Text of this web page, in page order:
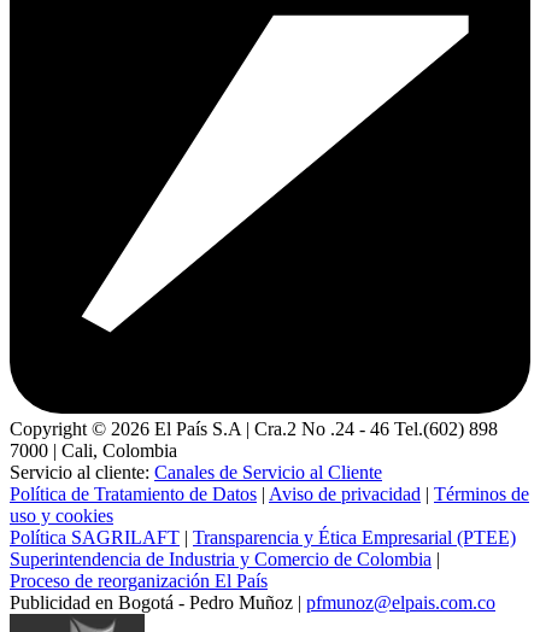
Copyright © 2026 El País S.A | Cra.2 No .24 - 46 Tel.(602) 898
7000 | Cali, Colombia
Servicio al cliente: Canales de Servicio al Cliente
Política de Tratamiento de Datos | Aviso de privacidad | Términos de
uso y cookies
Política SAGRILAFT | Transparencia y Ética Empresarial (PTEE)
Superintendencia de Industria y Comercio de Colombia |
Proceso de reorganización El País
Publicidad en Bogotá - Pedro Muñoz | pfmunoz@elpais.com.co